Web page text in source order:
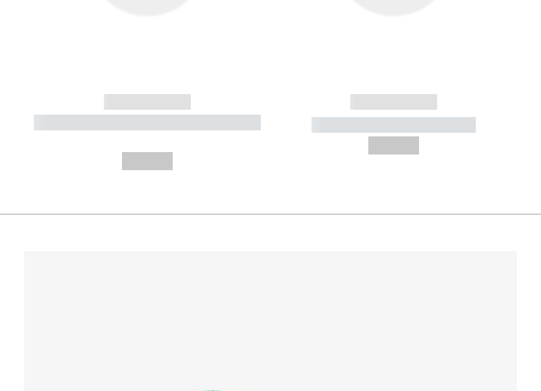
------------
----------- ----------- --------
------------
----------- -----------